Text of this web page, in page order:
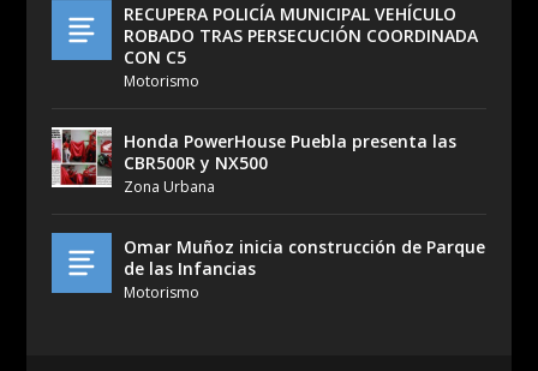
RECUPERA POLICÍA MUNICIPAL VEHÍCULO
ROBADO TRAS PERSECUCIÓN COORDINADA
CON C5
Motorismo
Honda PowerHouse Puebla presenta las
CBR500R y NX500
Zona Urbana
Omar Muñoz inicia construcción de Parque
de las Infancias
Motorismo